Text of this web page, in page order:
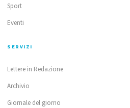
Sport
Eventi
SERVIZI
Lettere in Redazione
Archivio
Giornale del giorno